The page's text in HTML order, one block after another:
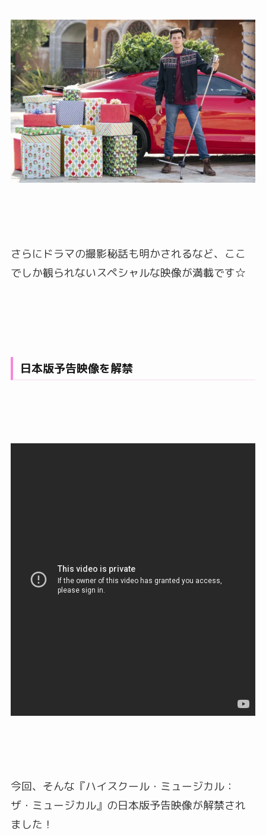
さらにドラマの撮影秘話も明かされるなど、ここ
でしか観られないスペシャルな映像が満載です☆
日本版予告映像を解禁
今回、そんな『ハイスクール・ミュージカル：
ザ・ミュージカル』の日本版予告映像が解禁され
ました！